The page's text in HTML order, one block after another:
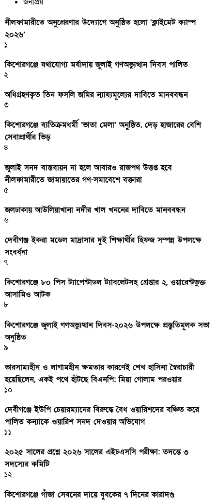
নীলফামারীতে অনুপ্রেরণার উদ্যোগে অনুষ্ঠিত হলো ‘ক্লাইমেট ক্যাম্প
২০২৬’
১
কিশোরগঞ্জে যথাযোগ্য মর্যাদায় জুলাই গণঅভ্যুত্থান দিবস পালিত
২
অধিগ্রহণকৃত তিন ফসলি জমির ন্যায্যমূল্যের দাবিতে মানববন্ধন
৩
কিশোরগঞ্জে ব্যতিক্রমধর্মী ‘ভাতা মেলা’ অনুষ্ঠিত, দেড় হাজারের বেশি
সেবাপ্রার্থীর ভিড়
৪
জুলাই সনদ বাস্তবায়ন না হলে আবারও রাজপথ উত্তপ্ত হবে
নীলফামারীতে জামায়াতের গণ-সমাবেশে বক্তারা
৫
জলঢাকায় আউলিয়াখানা নদীর খাল খননের দাবিতে মানববন্ধন
৬
দেবীগঞ্জ ইকরা মডেল মাদ্রাসার দুই শিক্ষার্থীর হিফজ সম্পন্ন উপলক্ষে
সংবর্ধনা
৭
কিশোরগঞ্জে ৮০ পিস ট্যাপেন্টাডল ট্যাবলেটসহ গ্রেপ্তার ২, ওয়ারেন্টভুক্ত
আসামিও আটক
৮
কিশোরগঞ্জে জুলাই গণঅভ্যুত্থান দিবস-২০২৬ উপলক্ষে প্রস্তুতিমূলক সভা
অনুষ্ঠিত
৯
ভারসাম্যহীন ও লাগামহীন ক্ষমতার কারণেই শেখ হাসিনা স্বৈরাচারী
হয়েছিলেন, একই পথে হাঁটছে বিএনপি: মিয়া গোলাম পরওয়ার
১০
দেবীগঞ্জে ইউপি চেয়ারম্যানের বিরুদ্ধে বৈধ ওয়ারিশদের বঞ্চিত করে
পালিত কন্যাকে ওয়ারিশ সনদ দেওয়ার অভিযোগ
১১
২০২৫ সালের প্রশ্নে ২০২৬ সালের এইচএসসি পরীক্ষা: তদন্তে ৩
সদস্যের কমিটি
১২
কিশোরগঞ্জে গাঁজা সেবনের দায়ে যুবকের ৭ দিনের কারাদণ্ড